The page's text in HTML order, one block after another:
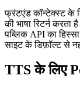
फ्रंटएंड कॉन्टेक्स्ट के
की भाषा रिटर्न
पब्लिक API का
साइट के डिफ़ॉल्ट से
TTS के लिए